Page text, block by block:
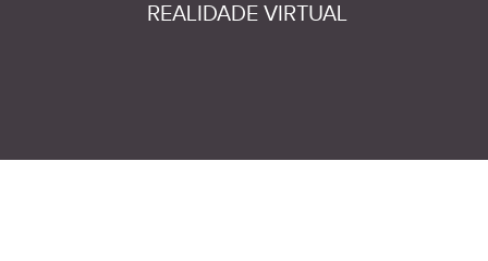
REALIDADE VIRTUAL